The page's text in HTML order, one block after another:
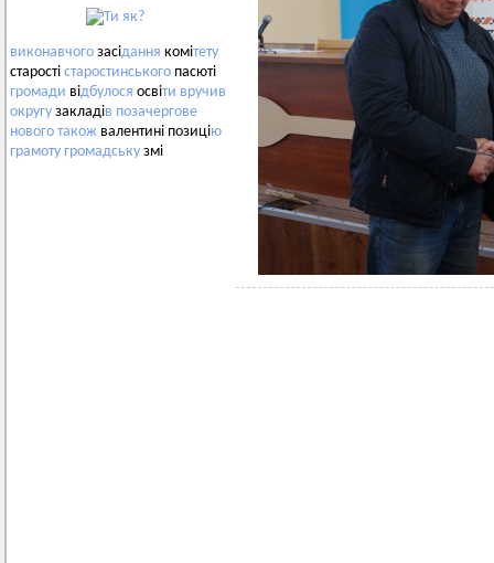
виконавчого засідання комітету
старості старостинського пасюті
громади відбулося освіти вручив
округу закладів позачергове
нового також валентині позицію
грамоту громадську змі